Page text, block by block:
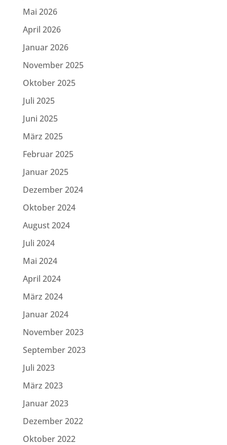
Mai 2026
April 2026
Januar 2026
November 2025
Oktober 2025
Juli 2025
Juni 2025
März 2025
Februar 2025
Januar 2025
Dezember 2024
Oktober 2024
August 2024
Juli 2024
Mai 2024
April 2024
März 2024
Januar 2024
November 2023
September 2023
Juli 2023
März 2023
Januar 2023
Dezember 2022
Oktober 2022